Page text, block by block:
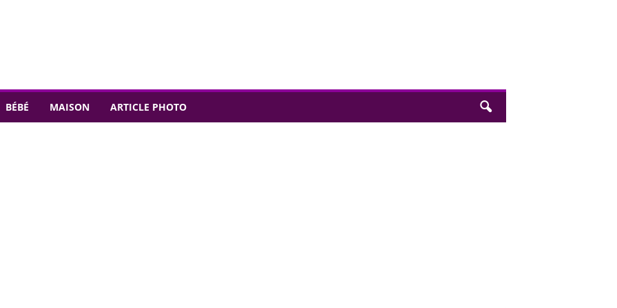
BÉBÉ MAISON ARTICLE PHOTO